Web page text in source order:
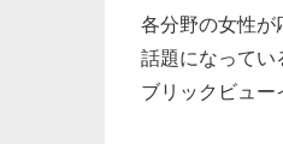
各分野の女性が
話題になってい
ブリックビュー